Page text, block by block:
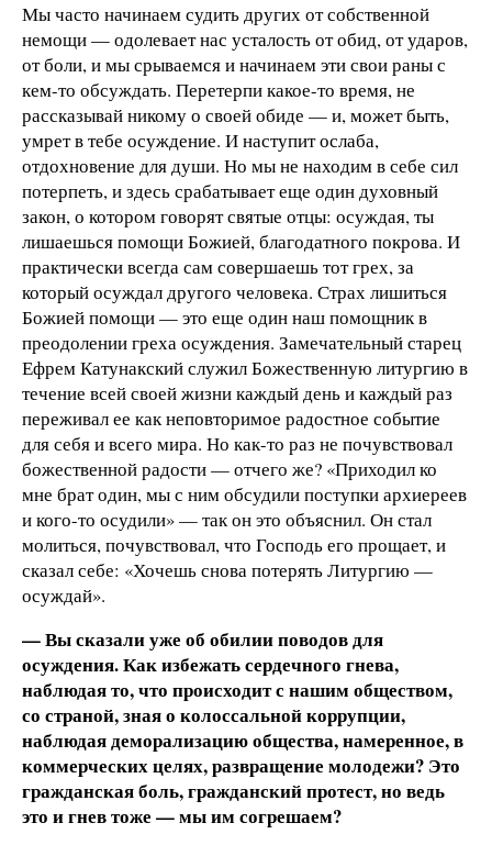
Мы часто начинаем судить других от собственной
немощи — одолевает нас усталость от обид, от ударов,
от боли, и мы срываемся и начинаем эти свои раны с
кем-то обсуждать. Перетерпи какое-то время, не
рассказывай никому о своей обиде — и, может быть,
умрет в тебе осуждение. И наступит ослаба,
отдохновение для души. Но мы не находим в себе сил
потерпеть, и здесь срабатывает еще один духовный
закон, о котором говорят святые отцы: осуждая, ты
лишаешься помощи Божией, благодатного покрова. И
практически всегда сам совершаешь тот грех, за
который осуждал другого человека. Страх лишиться
Божией помощи — это еще один наш помощник в
преодолении греха осуждения. Замечательный старец
Ефрем Катунакский служил Божественную литургию в
течение всей своей жизни каждый день и каждый раз
переживал ее как неповторимое радостное событие
для себя и всего мира. Но как-то раз не почувствовал
божественной радости — отчего же? «Приходил ко
мне брат один, мы с ним обсудили поступки архиереев
и кого-то осудили» — так он это объяснил. Он стал
молиться, почувствовал, что Господь его прощает, и
сказал себе: «Хочешь снова потерять Литургию —
осуждай».
— Вы сказали уже об обилии поводов для
осуждения. Как избежать сердечного гнева,
наблюдая то, что происходит с нашим обществом,
со страной, зная о колоссальной коррупции,
наблюдая деморализацию общества, намеренное, в
коммерческих целях, развращение молодежи? Это
гражданская боль, гражданский протест, но ведь
это и гнев тоже — мы им согрешаем?